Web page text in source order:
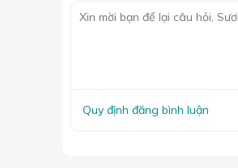
Quy định đăng bình luận